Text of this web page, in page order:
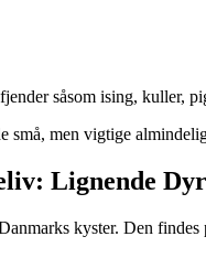
såsom ising, kuller,
små, men vigtige
Lignende
kyster. Den